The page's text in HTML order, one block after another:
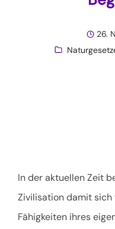
26.
In der aktuellen Zeit
Zivilisation damit
Fähigkeiten ihres